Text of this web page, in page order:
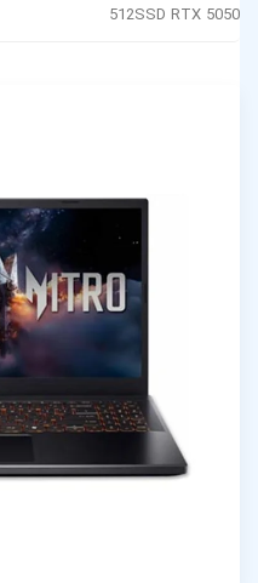
512SSD RTX 5050